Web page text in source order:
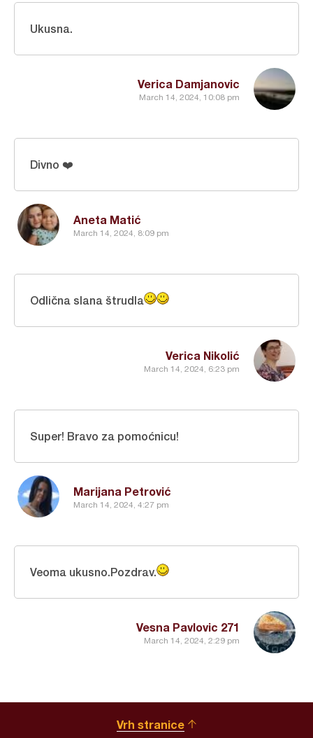
Verica Damjanovic
March 14, 2024, 10:08 pm
Ukusna.
Aneta Matić
March 14, 2024, 8:09 pm
Divno ❤️
Verica Nikolić
March 14, 2024, 6:23 pm
Odlična slana štrudla
Marijana Petrović
March 14, 2024, 4:27 pm
Super! Bravo za pomoćnicu!
Vesna Pavlovic 271
March 14, 2024, 2:29 pm
Veoma ukusno.Pozdrav.
Vrh stranice